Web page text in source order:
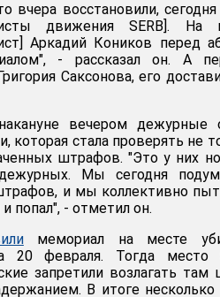
вчера восстановили,
движения SERB]. На
Аркадий Коников перед
- рассказал он. А
Саксонова, его
вечером дежурные
которая стала проверять не
штрафов. "Это у них
Мы сегодня
и мы коллективно
попал", - отметил он.
мемориал на месте
февраля. Тогда место
запретили возлагать
В итоге